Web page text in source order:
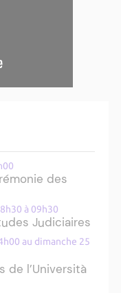
des
à 09h30
Judiciaires
au dimanche 25
de l’Università